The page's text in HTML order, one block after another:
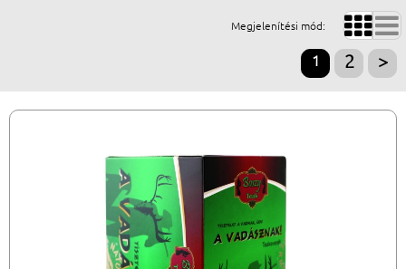
Megjelenítési mód: 
1 2 >